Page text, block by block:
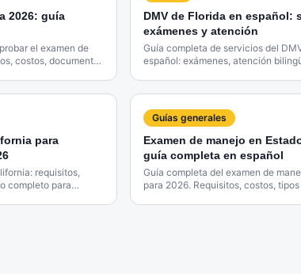
2026: guía
el examen de
costos, documentos
DMV de Florida en español:
exámenes y atención
Guía completa de servicios del
español: exámenes, atención
para
requisitos,
completo para
Guías generales
Examen de manejo en
guía completa en español
Guía completa del examen de
para 2026. Requisitos, costos,